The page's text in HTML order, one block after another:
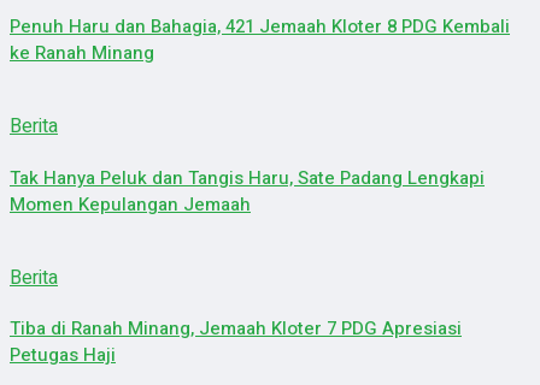
Penuh Haru dan Bahagia, 421 Jemaah Kloter 8 PDG Kembali
ke Ranah Minang
Berita
Tak Hanya Peluk dan Tangis Haru, Sate Padang Lengkapi
Momen Kepulangan Jemaah
Berita
Tiba di Ranah Minang, Jemaah Kloter 7 PDG Apresiasi
Petugas Haji